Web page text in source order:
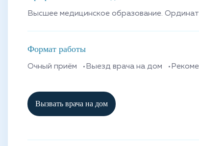
Высшее медицинское образование.
Формат работы
Очный приём Выезд врача на дом
Вызвать врача на дом